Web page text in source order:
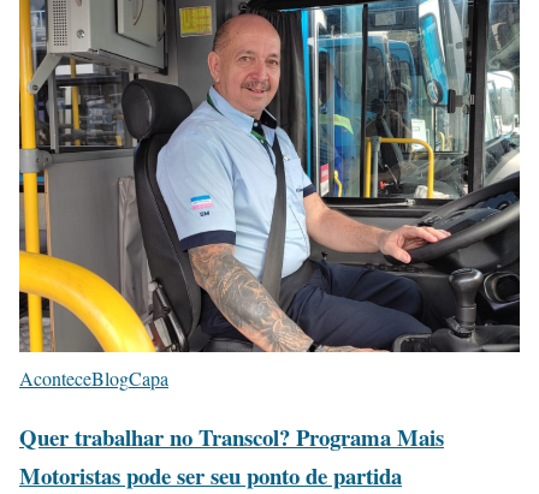
AconteceBlogCapa
Quer trabalhar no Transcol? Programa Mais
Motoristas pode ser seu ponto de partida